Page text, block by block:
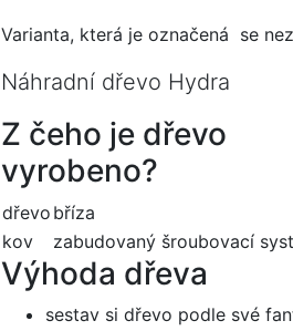
Varianta, která je označená se
Náhradní dřevo Hydra
Z čeho je dřevo
vyrobeno?
dřevo bříza
kov
zabudovaný šroubovací
Výhoda dřeva
sestav si dřevo podle své